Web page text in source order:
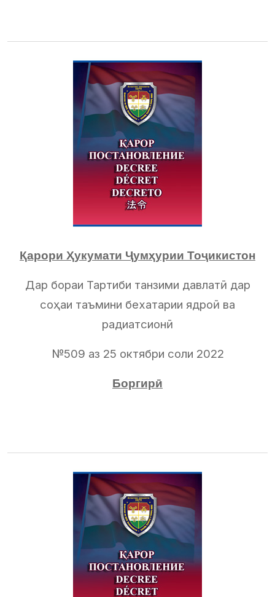
Қарори Ҳукумати Ҷумҳурии Тоҷикистон
Дар бораи Тартиби танзими давлатӣ дар
соҳаи таъмини бехатарии ядроӣ ва
радиатсионӣ
№509 аз 25 октябри соли 2022
Боргирӣ